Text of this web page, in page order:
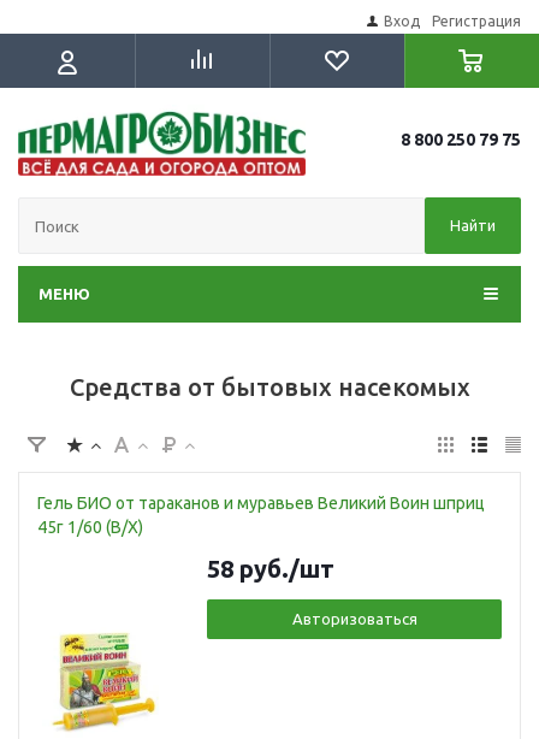
Вход Регистрация
8 800 250 79 75
Найти
МЕНЮ
Средства от бытовых насекомых
Гель БИО от тараканов и муравьев Великий Воин шприц
45г 1/60 (В/Х)
58 руб./шт
Авторизоваться